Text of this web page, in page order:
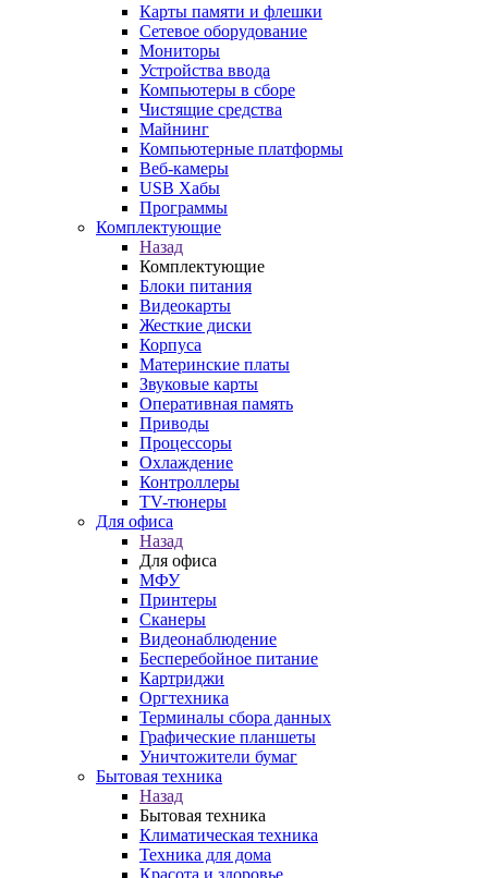
Карты памяти и флешки
Сетевое оборудование
Мониторы
Устройства ввода
Компьютеры в сборе
Чистящие средства
Майнинг
Компьютерные платформы
Веб-камеры
USB Хабы
Программы
Комплектующие
Назад
Комплектующие
Блоки питания
Видеокарты
Жесткие диски
Корпуса
Материнские платы
Звуковые карты
Оперативная память
Приводы
Процессоры
Охлаждение
Контроллеры
TV-тюнеры
Для офиса
Назад
Для офиса
МФУ
Принтеры
Сканеры
Видеонаблюдение
Бесперебойное питание
Картриджи
Оргтехника
Терминалы сбора данных
Графические планшеты
Уничтожители бумаг
Бытовая техника
Назад
Бытовая техника
Климатическая техника
Техника для дома
Красота и здоровье